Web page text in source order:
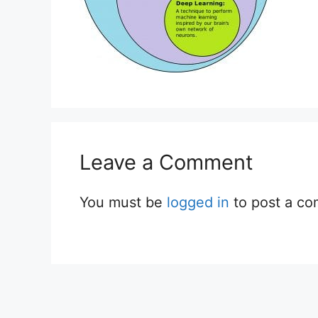
Leave a Comment
You must be logged in to post a